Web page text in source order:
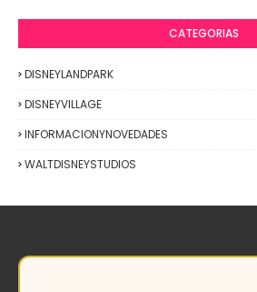
CATEGORIAS
DISNEYLANDPARK
DISNEYVILLAGE
INFORMACIONYNOVEDADES
WALTDISNEYSTUDIOS